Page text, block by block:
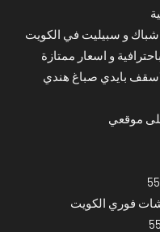
و سبيليت في الكويت
و اسعار ممتازة
بايدي صباغ هندي
موقعي
فوري الكويت